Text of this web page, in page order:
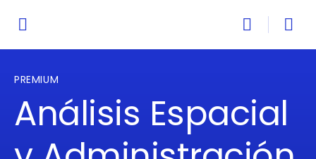
PREMIUM
Análisis Espacial